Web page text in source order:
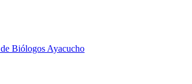
Biólogos Ayacucho